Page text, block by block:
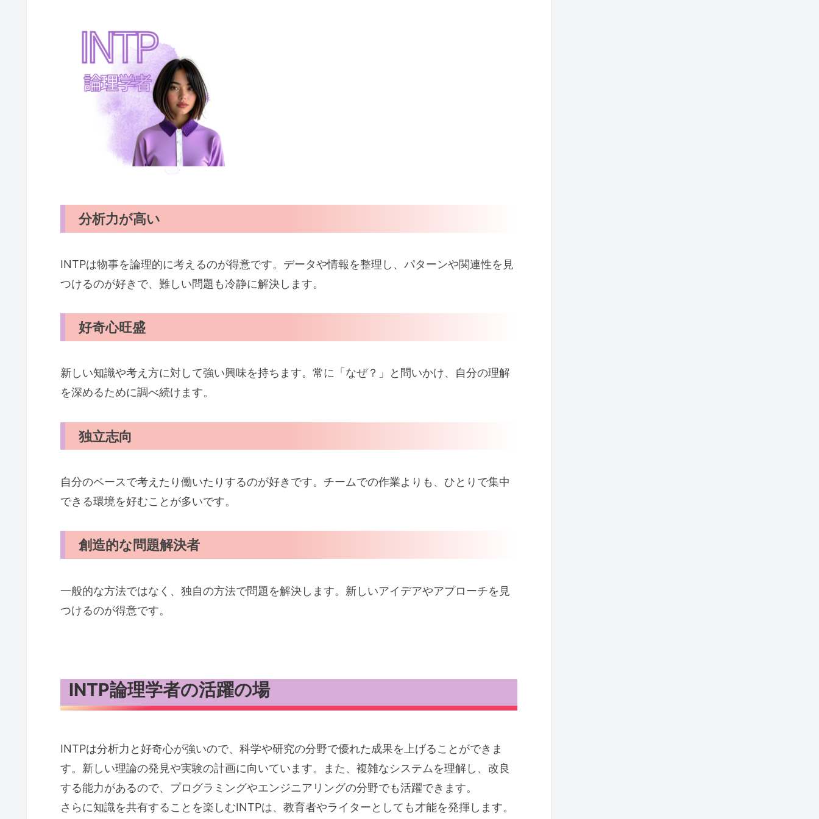
分析力が高い
INTPは物事を論理的に考えるのが得意です。データや情報を整理し、パターンや関連性を見
つけるのが好きで、難しい問題も冷静に解決します。
好奇心旺盛
新しい知識や考え方に対して強い興味を持ちます。常に「なぜ？」と問いかけ、自分の理解
を深めるために調べ続けます。
独立志向
自分のペースで考えたり働いたりするのが好きです。チームでの作業よりも、ひとりで集中
できる環境を好むことが多いです。
創造的な問題解決者
一般的な方法ではなく、独自の方法で問題を解決します。新しいアイデアやアプローチを見
つけるのが得意です。
INTP論理学者の活躍の場
INTPは分析力と好奇心が強いので、科学や研究の分野で優れた成果を上げることができま
す。新しい理論の発見や実験の計画に向いています。また、複雑なシステムを理解し、改良
する能力があるので、プログラミングやエンジニアリングの分野でも活躍できます。
さらに知識を共有することを楽しむINTPは、教育者やライターとしても才能を発揮します。